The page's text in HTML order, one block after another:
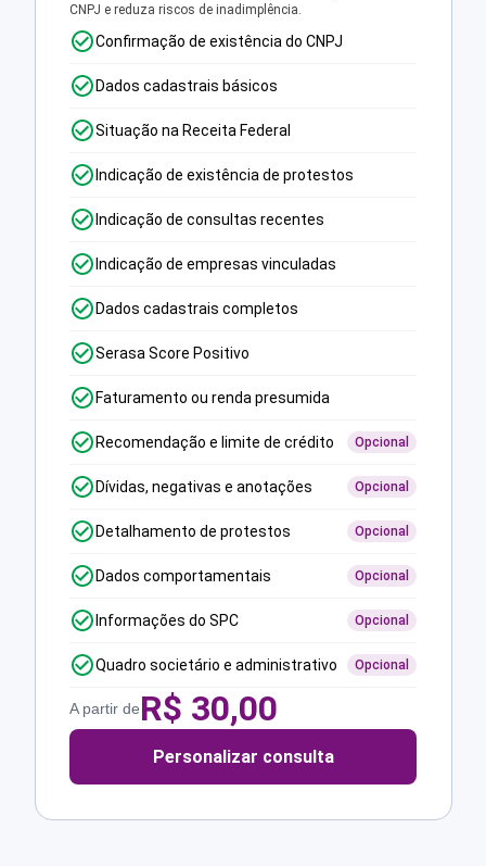
CNPJ e reduza riscos de inadimplência.
Confirmação de existência do CNPJ
Dados cadastrais básicos
Situação na Receita Federal
Indicação de existência de protestos
Indicação de consultas recentes
Indicação de empresas vinculadas
Dados cadastrais completos
Serasa Score Positivo
Faturamento ou renda presumida
Recomendação e limite de crédito Opcional
Dívidas, negativas e anotações Opcional
Detalhamento de protestos Opcional
Dados comportamentais Opcional
Informações do SPC Opcional
Quadro societário e administrativo Opcional
A partir deR$ 30,00
Personalizar consulta